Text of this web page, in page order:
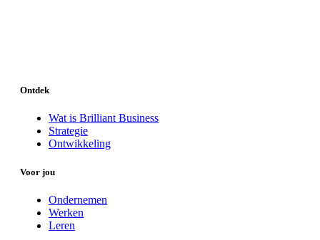
Ontdek
Wat is Brilliant Business
Strategie
Ontwikkeling
Voor jou
Ondernemen
Werken
Leren